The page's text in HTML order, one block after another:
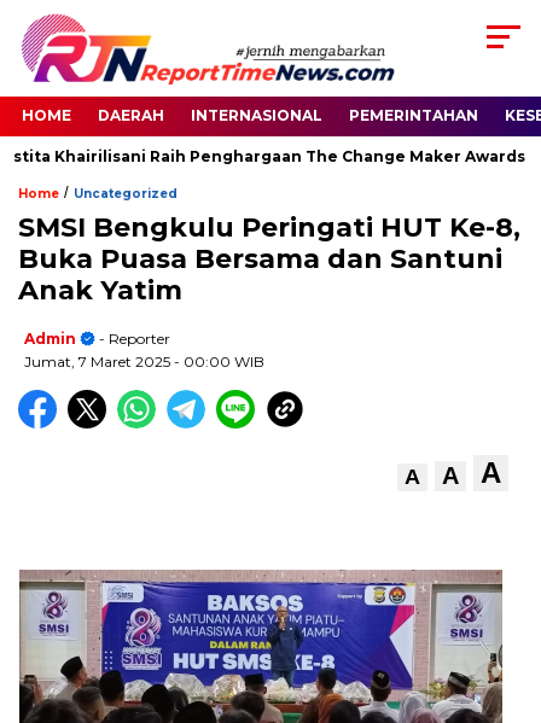
HOME DAERAH INTERNASIONAL PEMERINTAHAN
Khairilisani Raih Penghargaan The Change Maker Awards
Home / Uncategorized
SMSI Bengkulu Peringati HUT Ke-8,
Buka Puasa Bersama dan Santuni
Anak Yatim
Admin
- Reporter
Jumat, 7 Maret 2025 - 00:00 WIB
A A A